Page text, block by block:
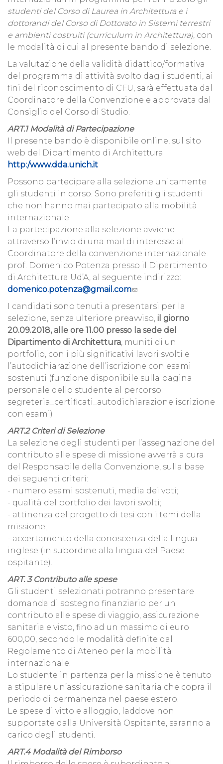
studenti del Corso di Laurea in Architettura e i
dottorandi del Corso di Dottorato in Sistemi terrestri
e ambienti costruiti (curriculum in Architettura), con
le modalità di cui al presente bando di selezione.
La valutazione della validità didattico/formativa
del programma di attività svolto dagli studenti, ai
fini del riconoscimento di CFU, sarà effettuata dal
Coordinatore della Convenzione e approvata dal
Consiglio del Corso di Studio.
ART.1 Modalità di Partecipazione
Il presente bando è disponibile online, sul sito
web del Dipartimento di Architettura
http:/www.dda.unich.it
Possono partecipare alla selezione unicamente
gli studenti in corso. Sono preferiti gli studenti
che non hanno mai partecipato alla mobilità
internazionale.
La partecipazione alla selezione avviene
attraverso l’invio di una mail di interesse al
Coordinatore della convenzione internazionale
prof. Domenico Potenza presso il Dipartimento
di Architettura Ud’A, al seguente indirizzo:
domenico.potenza@gmail.com
I candidati sono tenuti a presentarsi per la
selezione, senza ulteriore preavviso, il giorno
20.09.2018, alle ore 11.00 presso la sede del
Dipartimento di Architettura, muniti di un
portfolio, con i più significativi lavori svolti e
l’autodichiarazione dell’iscrizione con esami
sostenuti (funzione disponibile sulla pagina
personale dello studente al percorso:
segreteria_certificati_autodichiarazione iscrizione
con esami)
ART.2 Criteri di Selezione
La selezione degli studenti per l’assegnazione del
contributo alle spese di missione avverrà a cura
del Responsabile della Convenzione, sulla base
dei seguenti criteri:
- numero esami sostenuti, media dei voti;
- qualità del portfolio dei lavori svolti;
- attinenza del progetto di tesi con i temi della
missione;
- accertamento della conoscenza della lingua
inglese (in subordine alla lingua del Paese
ospitante).
ART. 3 Contributo alle spese
Gli studenti selezionati potranno presentare
domanda di sostegno finanziario per un
contributo alle spese di viaggio, assicurazione
sanitaria e visto, fino ad un massimo di euro
600,00, secondo le modalità definite dal
Regolamento di Ateneo per la mobilità
internazionale.
Lo studente in partenza per la missione è tenuto
a stipulare un’assicurazione sanitaria che copra il
periodo di permanenza nel paese estero.
Le spese di vitto e alloggio, laddove non
supportate dalla Università Ospitante, saranno a
carico degli studenti.
ART.4 Modalità del Rimborso